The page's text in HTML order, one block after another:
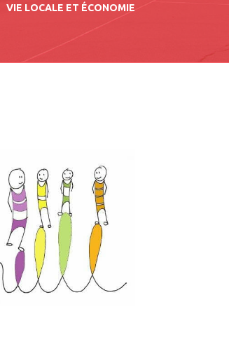
VIE LOCALE ET ÉCONOMIE